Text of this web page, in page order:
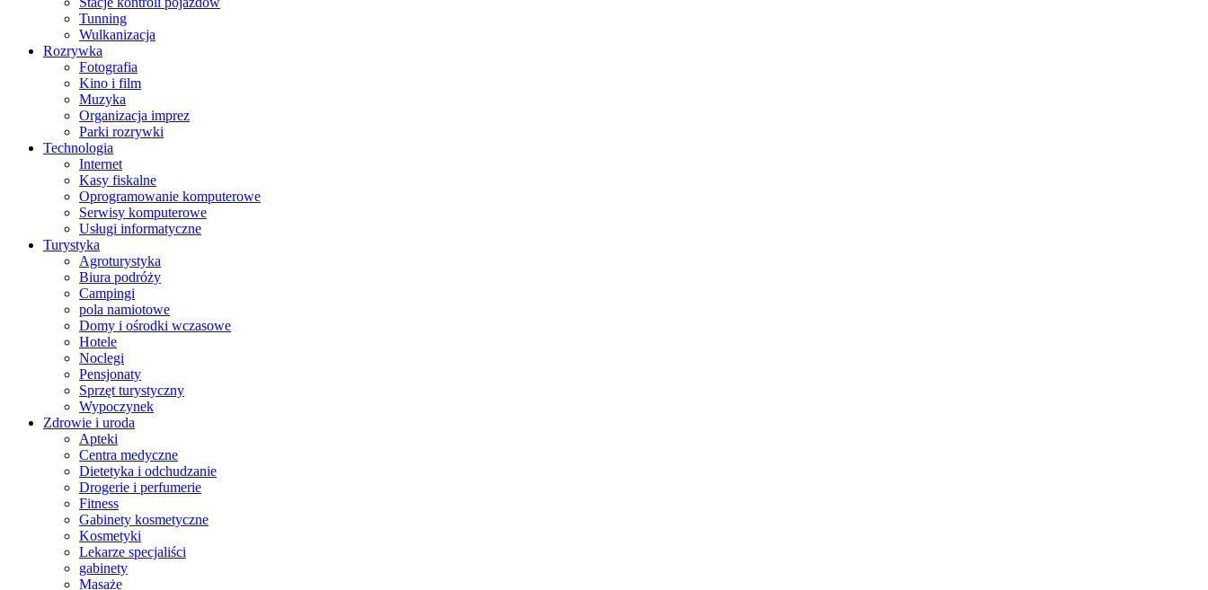
Tunning
Wulkanizacja
Rozrywka
Fotografia
Kino i film
Muzyka
Organizacja imprez
Parki rozrywki
Technologia
Internet
Kasy fiskalne
Oprogramowanie komputerowe
Serwisy komputerowe
Usługi informatyczne
Turystyka
Agroturystyka
Biura podróży
Campingi
pola namiotowe
Domy i ośrodki wczasowe
Hotele
Noclegi
Pensjonaty
Sprzęt turystyczny
Wypoczynek
Zdrowie i uroda
Apteki
Centra medyczne
Dietetyka i odchudzanie
Drogerie i perfumerie
Fitness
Gabinety kosmetyczne
Kosmetyki
Lekarze specjaliści
gabinety
Masaże